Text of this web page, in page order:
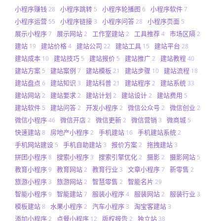
小程序赚钱28 小程序跳转 5 小程序轮播图 6 小程序软件7
小程序运营 55 小程序链接 3 小程序问答28 小程序页面 5
展示小程序7 展示网站2 工作室建站2 工具推荐4 市场区隔2
建站 19 建站价格4 建站公司 22 建站工具 15 建站平台 28
建站成本 10 建站技巧 5 建站报价 5 建站推广2 建站教程40
建站方案 5 建站案例 7 建站模板 21 建站步骤 10 建站流程 18
建站盘点 6 建站知识 3 建站科普21 建站程序2 建站系统 33
建站网站2 建站要求2 建站计划 2 建站设计2 建站费用 5
建站软件 5 建站问答2 开发小程序2 微信公众号 2 微信创业 2
微信小程序46 微信开店2 微信更新2 微信营销 3 微商城 5
快速建站8 房地产小程序2 手机建站 16 手机建站系统2
手机网站建设 5 手机自助建站 3 报价方案2 拖拽建站 3
拼团小程序8 搜索小程序 3 搜索引擎优化2 摄影2 摄影网站 5
教育小程序9 教育网站2 教育行业 3 文章小程序7 新零售 2
旅游小程序 3 旅游网站2 智慧零售 2 智能名片 29
智能小程序9 智能建站7 服装小程序4 服装网站2 服装行业 3
模板建站8 水果小程序2 汽车小程序 3 淘宝客建站 3
添加小程序2 点餐小程序 12 版权报告2 独立站 38